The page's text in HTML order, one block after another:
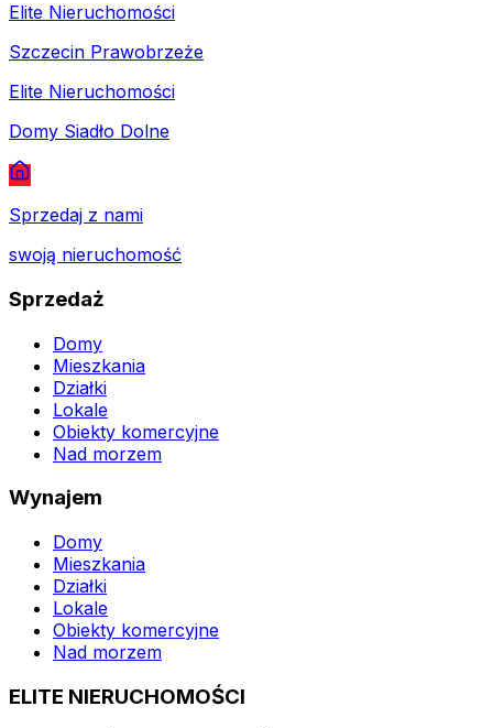
Elite Nieruchomości
Szczecin Prawobrzeże
Elite Nieruchomości
Domy Siadło Dolne
Sprzedaj z nami
swoją nieruchomość
Sprzedaż
Domy
Mieszkania
Działki
Lokale
Obiekty komercyjne
Nad morzem
Wynajem
Domy
Mieszkania
Działki
Lokale
Obiekty komercyjne
Nad morzem
ELITE NIERUCHOMOŚCI